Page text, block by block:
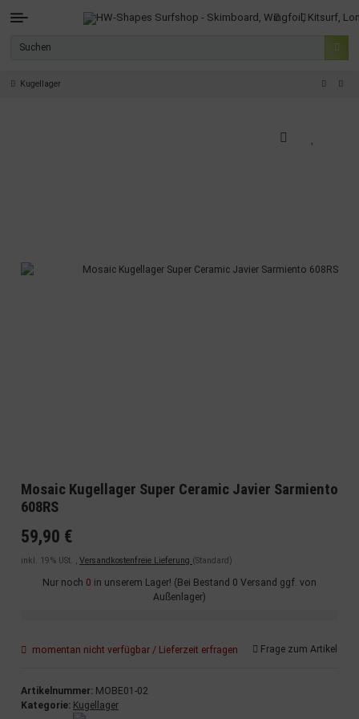
Kugellager
Mosaic Kugellager Super Ceramic Javier Sarmiento
608RS
59,90 €
inkl. 19% USt. , Versandkostenfreie Lieferung (Standard)
Nur noch 0 in unserem Lager! (Bei Bestand 0 Versand ggf. von
Außenlager)
momentan nicht verfügbar / Lieferzeit erfragen Frage zum Artikel
Artikelnummer: MOBE01-02
Kategorie: Kugellager